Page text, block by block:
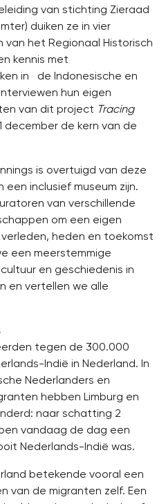
van stichting Zieraad
duiken ze in vier
van het Regionaal Historisch
kennis met
in de Indonesische en
hun eigen
van dit project Tracing
december de kern van de
is overtuigd van deze
een inclusief museum zijn.
van verschillende
om een eigen
heden en toekomst
een meerstemmige
en geschiedenis in
en vertellen we alle
tegen de 300.000
Indië in Nederland. In
Nederlanders en
hebben Limburg en
naar schatting 2
vandaag de dag een
Nederlands-Indië was.
betekende vooral een
van de migranten zelf. Een